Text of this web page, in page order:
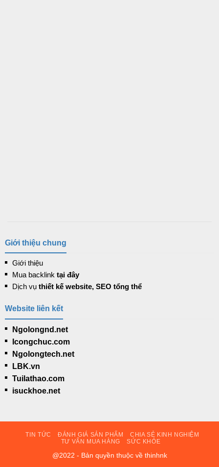
Giới thiệu chung
Giới thiệu
Mua backlink tại đây
Dịch vụthiết kế website, SEO tổng thể
Website liên kết
Ngolongnd.net
Icongchuc.com
Ngolongtech.net
LBK.vn
Tuilathao.com
isuckhoe.net
TIN TỨC ĐÁNH GIÁ SẢN PHẨM
CHIA SẺ KINH NGHIỆM
TƯ VẤN MUA HÀNG
SỨC KHỎE
@2022 - Bản quyền thuộc về thinhnk